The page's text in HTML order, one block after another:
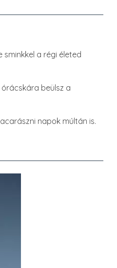
a régi életed
beülsz a
napok múltán is.